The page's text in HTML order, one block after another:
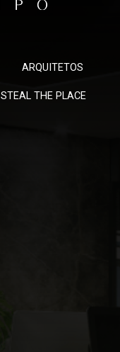
ARQUITETOS
STEAL THE PLACE